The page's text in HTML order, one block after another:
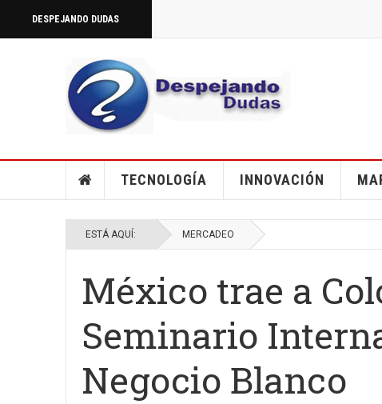
DESPEJANDO DUDAS
TECNOLOGÍA INNOVACIÓN
ESTÁ AQUÍ: MERCADEO
México trae a
Seminario
Negocio Blanco